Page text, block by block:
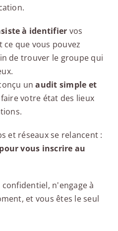
à identifier vos
que vous pouvez
de trouver le groupe qui
unaudit simple et
votre état des lieux
et réseaux se relancent :
vous inscrire au
n'engage à
et vous êtes le seul